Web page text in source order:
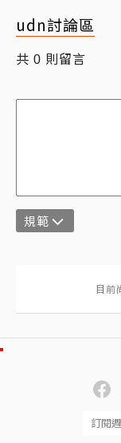
udn討論區
共 0 則留言
規範